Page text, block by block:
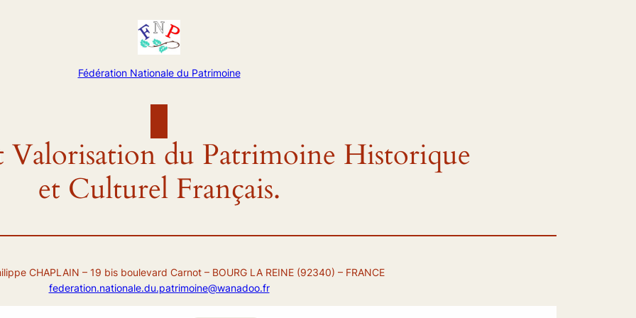
Fédération Nationale du Patrimoine
Valorisation du Patrimoine Historique
et Culturel Français.
CHAPLAIN – 19 bis boulevard Carnot – BOURG LA REINE (92340) – FRANCE
federation.nationale.du.patrimoine@wanadoo.fr